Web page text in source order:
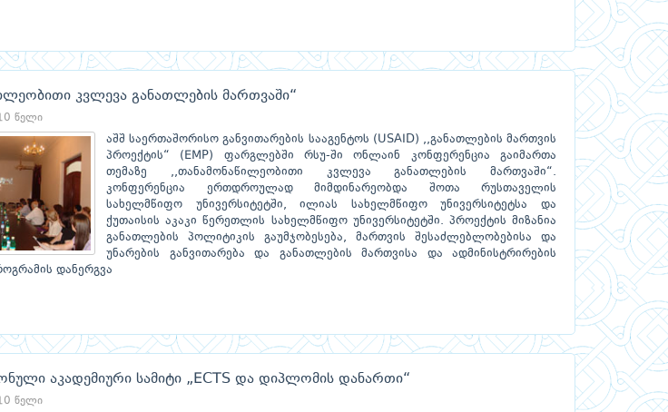
კვლევა განათლების მართვაში“
წელი
აშშ საერთაშორისო განვითარების სააგენტოს (USAID) ,,განათლების მართვის
პროექტის“ (EMP) ფარგლებში რსუ-ში ონლაინ კონფერენცია გაიმართა
თემაზე ,,თანამონაწილეობითი კვლევა განათლების მართვაში“.
კონფერენცია ერთდროულად მიმდინარეობდა შოთა რუსთაველის
სახელმწიფო უნივერსიტეტში, ილიას სახელმწიფო უნივერსიტეტსა და
ქუთაისის აკაკი წერეთლის სახელმწიფო უნივერსიტეტში. პროექტის მიზანია
განათლების პოლიტიკის გაუმჯობესება, მართვის შესაძლებლობებისა და
უნარების განვითარება და განათლების მართვისა და ადმინისტრირების
დანერგვა
აკადემიური სამიტი „ECTS და დიპლომის დანართი“
წელი